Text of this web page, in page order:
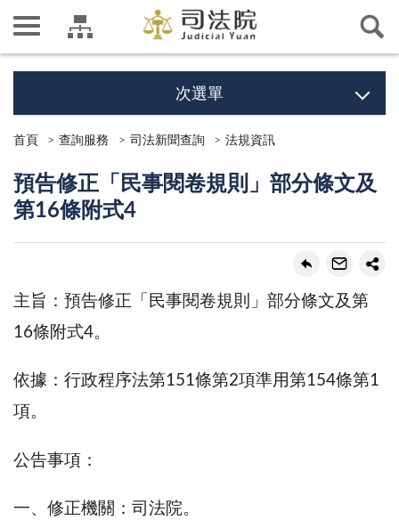
次選單
首頁 查詢服務 司法新聞查詢 法規資訊
預告修正「民事閱卷規則」部分條文及
第16條附式4
主旨：預告修正「民事閱卷規則」部分條文及第
16條附式4。
依據：行政程序法第151條第2項準用第154條第1
項。
公告事項：
一、修正機關：司法院。